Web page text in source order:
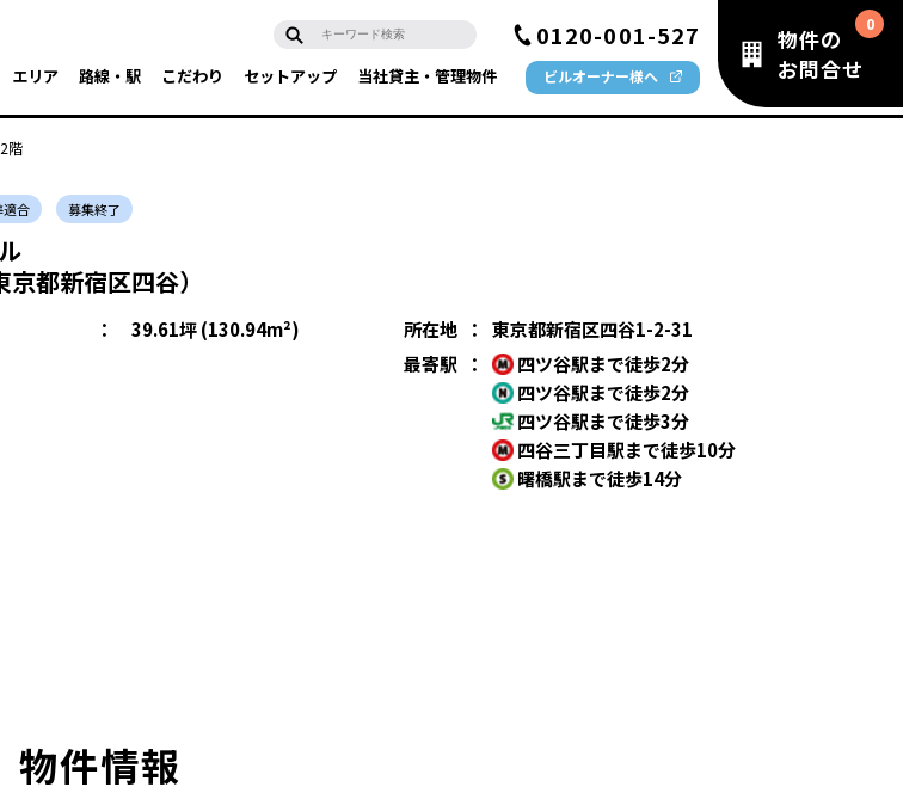
0120-001-527
エリア 路線・駅 こだわり セットアップ 当社貸主・管理物件 ビルオーナー様へ
物件の
お問合せ
階
適合 募集終了
都新宿区四谷）
： 39.61坪 (130.94m²) 所在地 ：
東京都新宿区四谷1-2-31
最寄駅
：
四ツ谷駅まで徒歩2分
四ツ谷駅まで徒歩2分
四ツ谷駅まで徒歩3分
四谷三丁目駅まで徒歩10分
曙橋駅まで徒歩14分
物件情報